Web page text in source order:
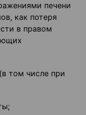
печени
как потеря
в правом
том числе при